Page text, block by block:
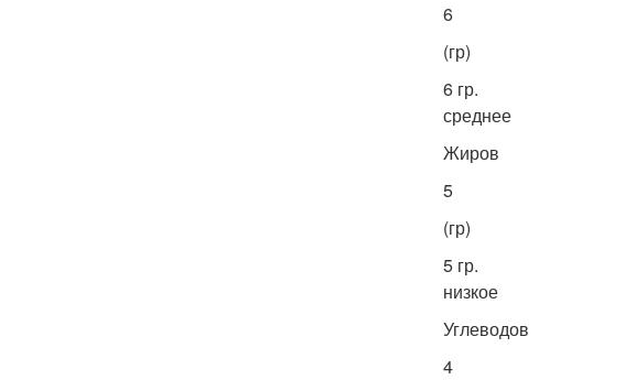
6
(гр)
6 гр.
среднее
Жиров
5
(гр)
5 гр.
низкое
Углеводов
4